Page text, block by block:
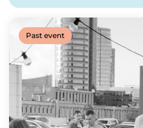
Past event